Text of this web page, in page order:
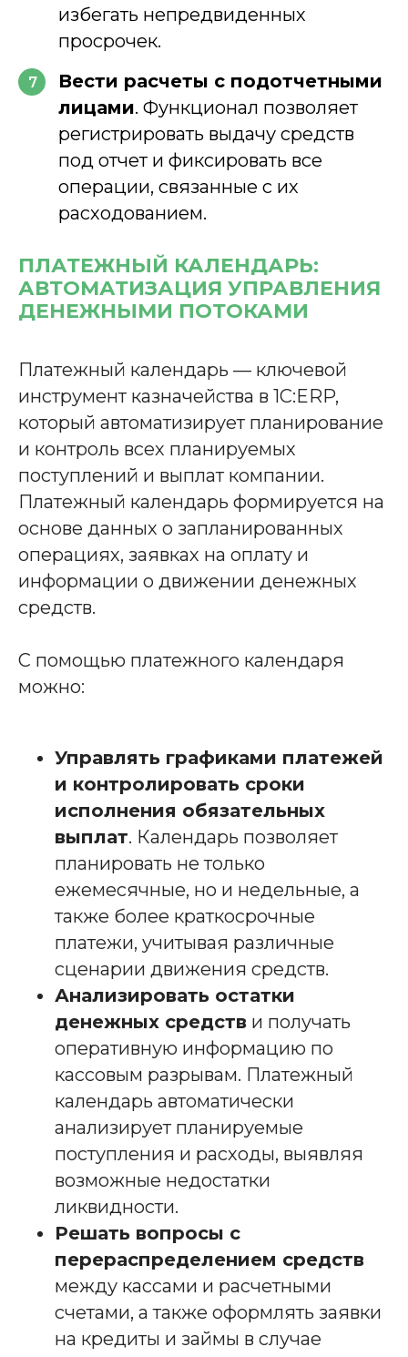
избегать непредвиденных
просрочек.
7
Вести расчеты с подотчетными
лицами. Функционал позволяет
регистрировать выдачу средств
под отчет и фиксировать все
операции, связанные с их
расходованием.
ПЛАТЕЖНЫЙ КАЛЕНДАРЬ:
АВТОМАТИЗАЦИЯ УПРАВЛЕНИЯ
ДЕНЕЖНЫМИ ПОТОКАМИ
Платежный календарь — ключевой
инструмент казначейства в 1С:ERP,
который автоматизирует планирование
и контроль всех планируемых
поступлений и выплат компании.
Платежный календарь формируется на
основе данных о запланированных
операциях, заявках на оплату и
информации о движении денежных
средств.
С помощью платежного календаря
можно:
Управлять графиками платежей
и контролировать сроки
исполнения обязательных
выплат. Календарь позволяет
планировать не только
ежемесячные, но и недельные, а
также более краткосрочные
платежи, учитывая различные
сценарии движения средств.
Анализировать остатки
денежных средств и получать
оперативную информацию по
кассовым разрывам. Платежный
календарь автоматически
анализирует планируемые
поступления и расходы, выявляя
возможные недостатки
ликвидности.
Решать вопросы с
перераспределением средств
между кассами и расчетными
счетами, а также оформлять заявки
на кредиты и займы в случае